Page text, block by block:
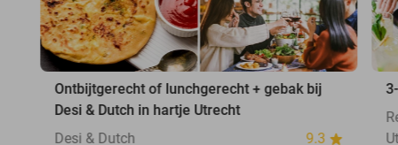
Ontbijtgerecht of lunchgerecht + gebak bij
Desi & Dutch in hartje Utrecht
Desi & Dutch
9.3